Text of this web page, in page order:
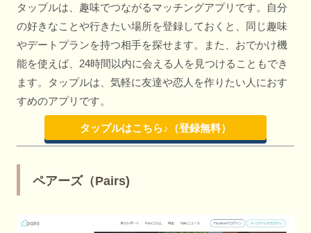
タップルは、趣味でつながるマッチングアプリです。自分
の好きなことや行きたい場所を登録しておくと、同じ趣味
やデートプランを持つ相手を探せます。また、おでかけ機
能を使えば、24時間以内に会える人を見つけることもでき
ます。タップルは、気軽に友達や恋人を作りたい人におす
すめのアプリです。
タップルはこちら♪（登録無料）
ペアーズ（Pairs)